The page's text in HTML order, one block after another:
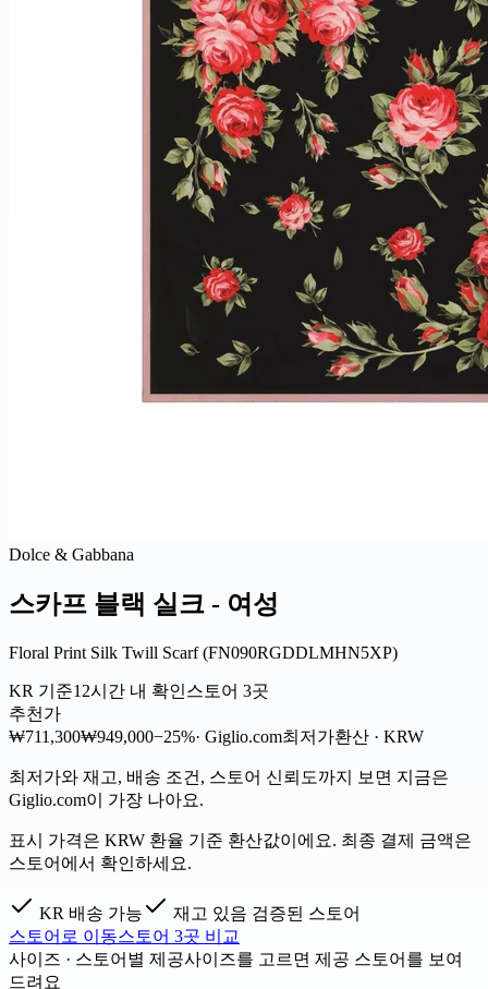
Dolce & Gabbana
스카프 블랙 실크 - 여성
Floral Print Silk Twill Scarf (FN090RGDDLMHN5XP)
KR 기준12시간 내 확인스토어 3곳
추천가
₩711,300₩949,000−25%· Giglio.com최저가환산 · KRW
최저가와 재고, 배송 조건, 스토어 신뢰도까지 보면 지금은
Giglio.com이 가장 나아요.
표시 가격은 KRW 환율 기준 환산값이에요. 최종 결제 금액은
스토어에서 확인하세요.
KR 배송 가능 재고 있음 검증된 스토어
스토어로 이동스토어 3곳 비교
사이즈 · 스토어별 제공사이즈를 고르면 제공 스토어를 보여
드려요